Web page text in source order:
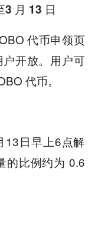
3 月 13 日
代币申领页
开放。用户可
代币。
13日早上6点解
的比例约为 0.6